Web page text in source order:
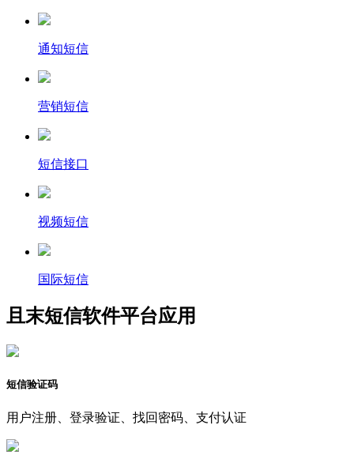
通知短信
营销短信
短信接口
视频短信
国际短信
且末短信软件平台应用
短信验证码
用户注册、登录验证、找回密码、支付认证